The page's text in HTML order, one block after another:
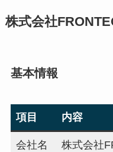
株式会社
基本情報
項目 内容
会社名
株式会社